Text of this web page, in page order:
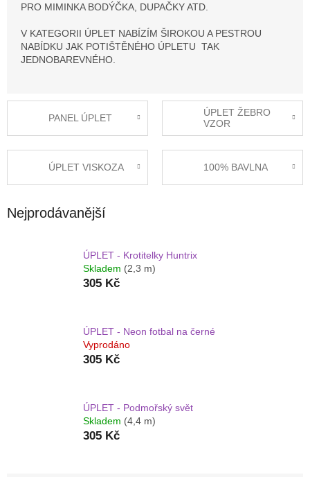
PRO MIMINKA BODÝČKA, DUPAČKY ATD.
V KATEGORII ÚPLET NABÍZÍM ŠIROKOU A PESTROU
NABÍDKU JAK POTIŠTĚNÉHO ÚPLETU TAK
JEDNOBAREVNÉHO.
PANEL ÚPLET
ÚPLET ŽEBRO
VZOR
ÚPLET VISKOZA 100% BAVLNA
Nejprodávanější
ÚPLET - Krotitelky Huntrix
Skladem (2,3 m)
305 Kč
ÚPLET - Neon fotbal na černé
Vyprodáno
305 Kč
ÚPLET - Podmořský svět
Skladem (4,4 m)
305 Kč